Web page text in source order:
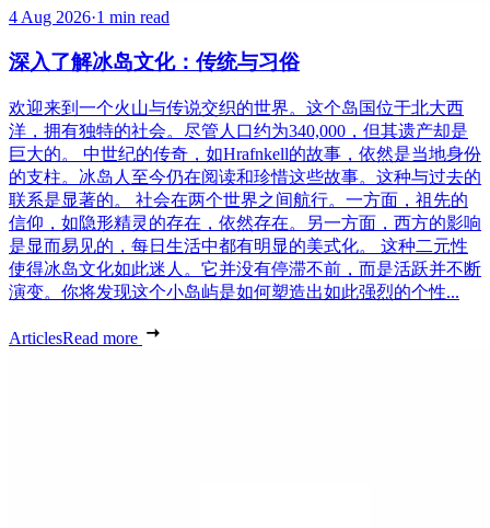
4 Aug 2026·1 min read
深入了解冰岛文化：传统与习俗
欢迎来到一个火山与传说交织的世界。这个岛国位于北大西
洋，拥有独特的社会。尽管人口约为340,000，但其遗产却是
巨大的。 中世纪的传奇，如Hrafnkell的故事，依然是当地身份
的支柱。冰岛人至今仍在阅读和珍惜这些故事。这种与过去的
联系是显著的。 社会在两个世界之间航行。一方面，祖先的
信仰，如隐形精灵的存在，依然存在。另一方面，西方的影响
是显而易见的，每日生活中都有明显的美式化。 这种二元性
使得冰岛文化如此迷人。它并没有停滞不前，而是活跃并不断
演变。你将发现这个小岛屿是如何塑造出如此强烈的个性...
ArticlesRead more